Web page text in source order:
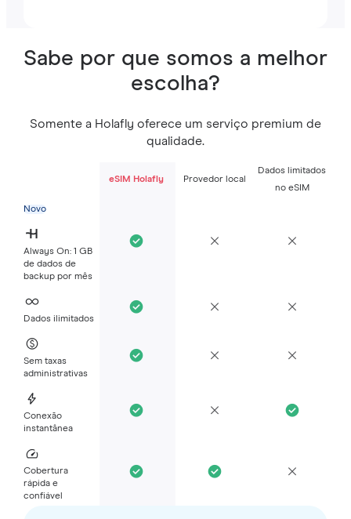
Sabe por que somos a melhor
escolha?
Somente a Holafly oferece um serviço premium de
qualidade.
eSIM Holafly Provedor local
Dados limitados
no eSIM
Novo
Always On: 1 GB
de dados de
backup por mês
Dados ilimitados
Sem taxas
administrativas
Conexão
instantânea
Cobertura
rápida e
confiável